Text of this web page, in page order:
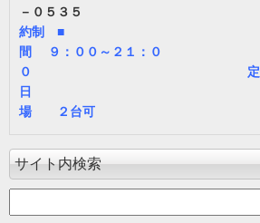
－０５３５
■
約制 ■
間 ９：００～２１：０
０ 定休日
日
場 ２台可
サイト内検索